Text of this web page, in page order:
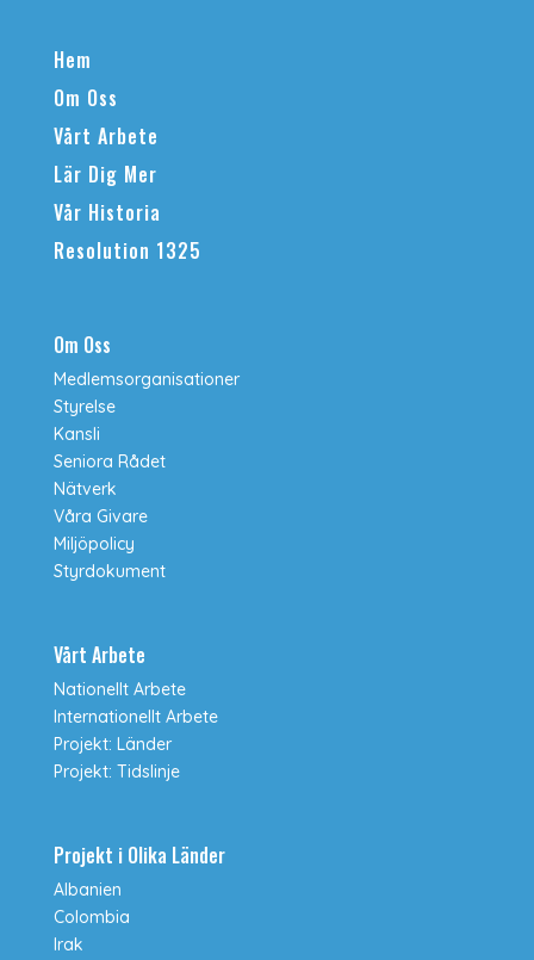
Hem
Om Oss
Vårt Arbete
Lär Dig Mer
Vår Historia
Resolution 1325
Om Oss
Medlemsorganisationer
Styrelse
Kansli
Seniora Rådet
Nätverk
Våra Givare
Miljöpolicy
Styrdokument
Vårt Arbete
Nationellt Arbete
Internationellt Arbete
Projekt: Länder
Projekt: Tidslinje
Projekt i Olika Länder
Albanien
Colombia
Irak